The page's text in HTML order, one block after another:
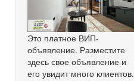
Это платное ВИП-
объявление. Разместите
здесь свое объявление и
его увидит много клиентов.